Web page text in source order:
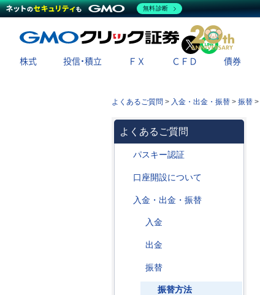
X
株式 投信・積立 ＦＸ ＣＦＤ 債券
よくあるご質問 > 入金・出金・振替 > 振替 >
よくあるご質問
パスキー認証
口座開設について
入金・出金・振替
入金
出金
振替
振替方法
無料診断